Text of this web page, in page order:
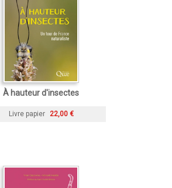
À hauteur d'insectes
Livre papier 22,00 €